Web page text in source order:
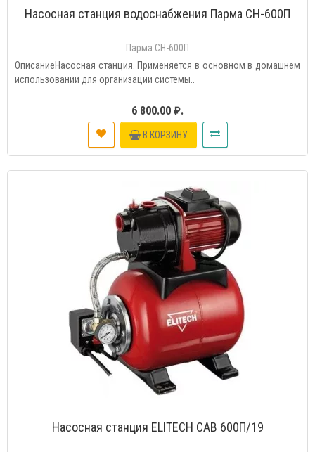
Насосная станция водоснабжения Парма СН-600П
Парма СН-600П
ОписаниеНасосная станция. Применяется в основном в домашнем
использовании для организации системы..
6 800.00 ₽.
В КОРЗИНУ
Насосная станция ELITECH САВ 600П/19